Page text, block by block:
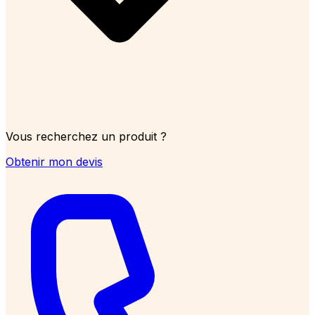
Vous recherchez un produit ?
Obtenir mon devis